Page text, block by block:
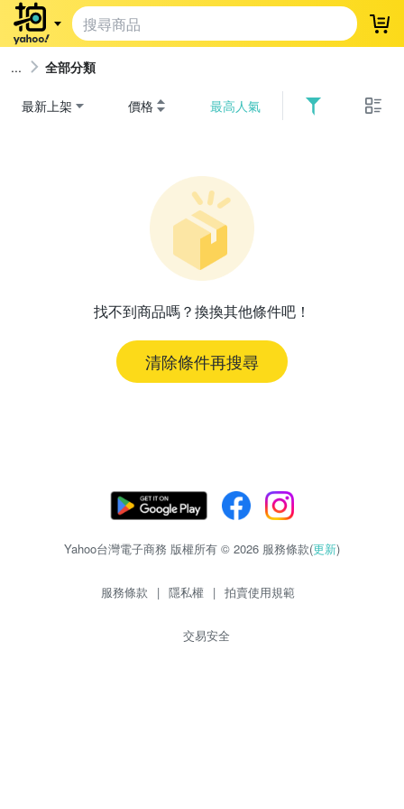
登
全部分類
最新上架 價格 最高人氣
找不到商品嗎？換換其他條件吧！
清除條件再搜尋
Yahoo台灣電子商務 版權所有 © 2026 服務條款(更新)
服務條款 | 隱私權 | 拍賣使用規範
交易安全